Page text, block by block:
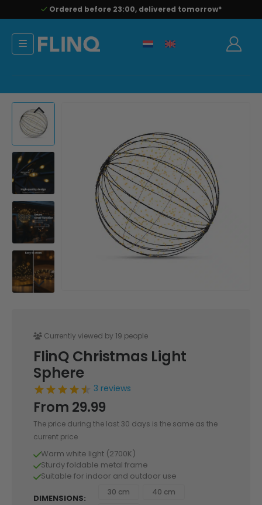
Ordered before 23:00, delivered tomorrow*
Currently viewed by 19 people
FlinQ Christmas Light
Sphere
3 reviews
From 29.99
The price during the last 30 days is the same as the
current price
Warm white light (2700K)
Sturdy foldable metal frame
Suitable for indoor and outdoor use
DIMENSIONS
30 cm
40 cm